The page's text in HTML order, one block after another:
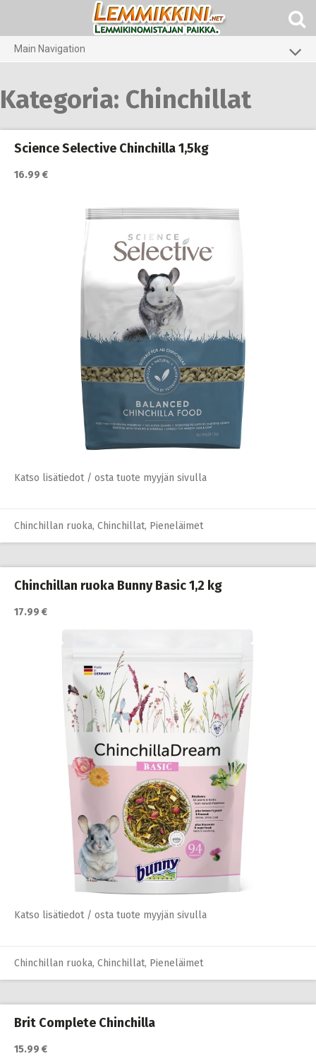
Main Navigation
Kissat
Kategoria: Chinchillat
Science Selective Chinchilla 1,5kg
16.99 €
Katso lisätiedot / osta tuote myyjän sivulla
Chinchillan ruoka, Chinchillat, Pieneläimet
Chinchillan ruoka Bunny Basic 1,2 kg
17.99 €
Katso lisätiedot / osta tuote myyjän sivulla
Chinchillan ruoka, Chinchillat, Pieneläimet
Brit Complete Chinchilla
15.99 €